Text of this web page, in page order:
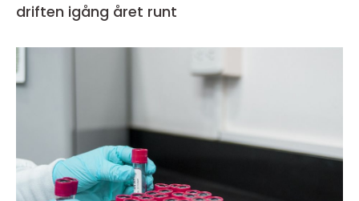
driften igång året runt